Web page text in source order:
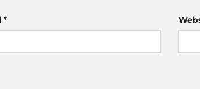
*